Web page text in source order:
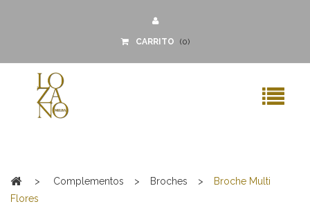
CARRITO (0)
> Complementos > Broches >
Broche Multi
Flores